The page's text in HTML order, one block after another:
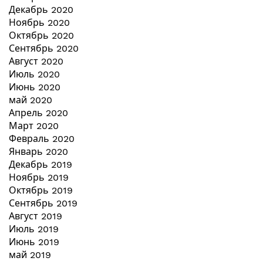
Декабрь 2020
Ноябрь 2020
Октябрь 2020
Сентябрь 2020
Август 2020
Июль 2020
Июнь 2020
май 2020
Апрель 2020
Март 2020
Февраль 2020
Январь 2020
Декабрь 2019
Ноябрь 2019
Октябрь 2019
Сентябрь 2019
Август 2019
Июль 2019
Июнь 2019
май 2019